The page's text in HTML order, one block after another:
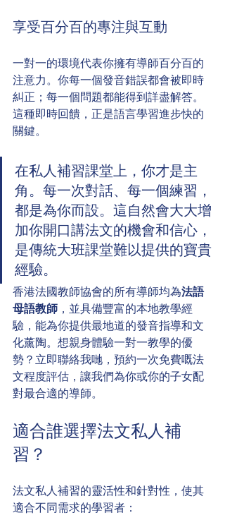
享受百分百的專注與互動
一對一的環境代表你擁有導師百分百的
注意力。你每一個發音錯誤都會被即時
糾正；每一個問題都能得到詳盡解答。
這種即時回饋，正是語言學習進步快的
關鍵。
在私人補習課堂上，你才是主
角。每一次對話、每一個練習，
都是為你而設。這自然會大大增
加你開口講法文的機會和信心，
是傳統大班課堂難以提供的寶貴
經驗。
香港法國教師協會的所有導師均為法語
母語教師 ，並具備豐富的本地教學經
驗，能為你提供最地道的發音指導和文
化薰陶。想親身體驗一對一教學的優
勢？立即聯絡我哋，預約一次免費嘅法
文程度評估，讓我們為你或你的子女配
對最合適的導師。
適合誰選擇法文私人補
習？
法文私人補習的靈活性和針對性，使其
適合不同需求的學習者：